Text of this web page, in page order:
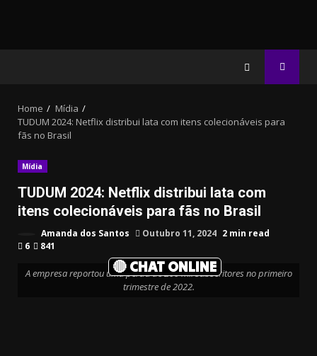
🔴 CHAT ONLINE
Home
Mídia
TUDUM 2024: Netflix distribui lata com itens colecionáveis para
fãs no Brasil
Mídia
TUDUM 2024: Netflix distribui lata com
itens colecionáveis para fãs no Brasil
Amanda dos Santos Outubro 11, 2024 2 min read
6
841
A empresa reportou uma perda de 200 mil subscritores no primeiro
trimestre de 2022.